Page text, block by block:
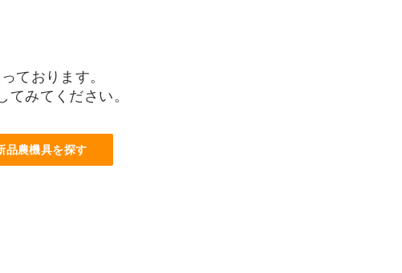
ております。
みてください。
品農機具を探す